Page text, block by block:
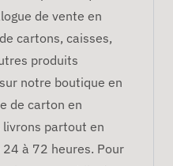
de vente en
cartons, caisses,
produits
notre boutique en
de carton en
livrons partout en
à 72 heures. Pour